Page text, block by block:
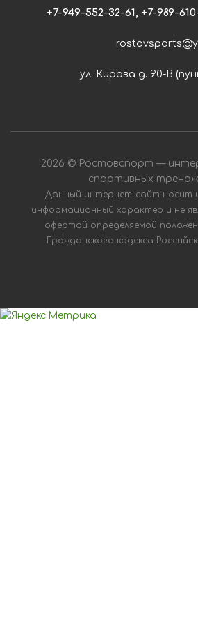
+7-949-552-32-61, +7-989-
ул. Кирова д. 90-В
2026 © Ростовcпорт —
спортивных
Данный интернет-сайт носит
информационный характер и не
офертой определяемой
Гражданского кодекса